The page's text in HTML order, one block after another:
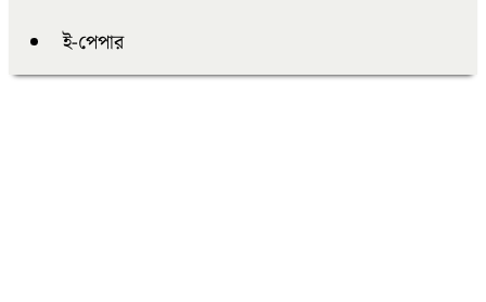
ই-পেপার